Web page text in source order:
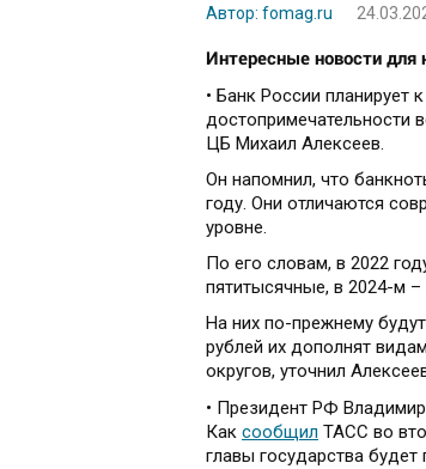
Автор: fomag.ru
Интересные новости для
• Банк России планирует
достопримечательности
ЦБ Михаил Алексеев.
Он напомнил, что
году. Они отличаются
уровне.
По его словам, в 2022
пятитысячные, в 2024-м
На них по-прежнему
рублей их дополнят
округов, уточнил
• Президент РФ Владимир
Как сообщил ТАСС во
главы государства